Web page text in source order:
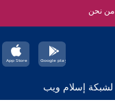
من نحن